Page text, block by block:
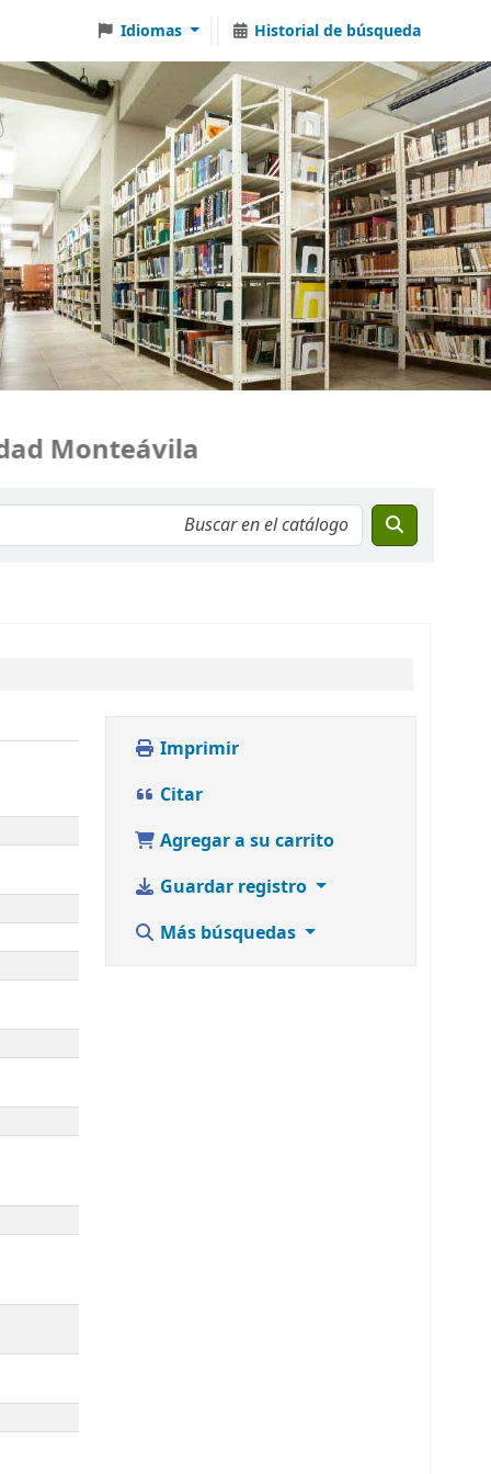
Idiomas Historial de búsqueda
Imprimir
Citar
Agregar a su carrito
Guardar registro
Más búsquedas